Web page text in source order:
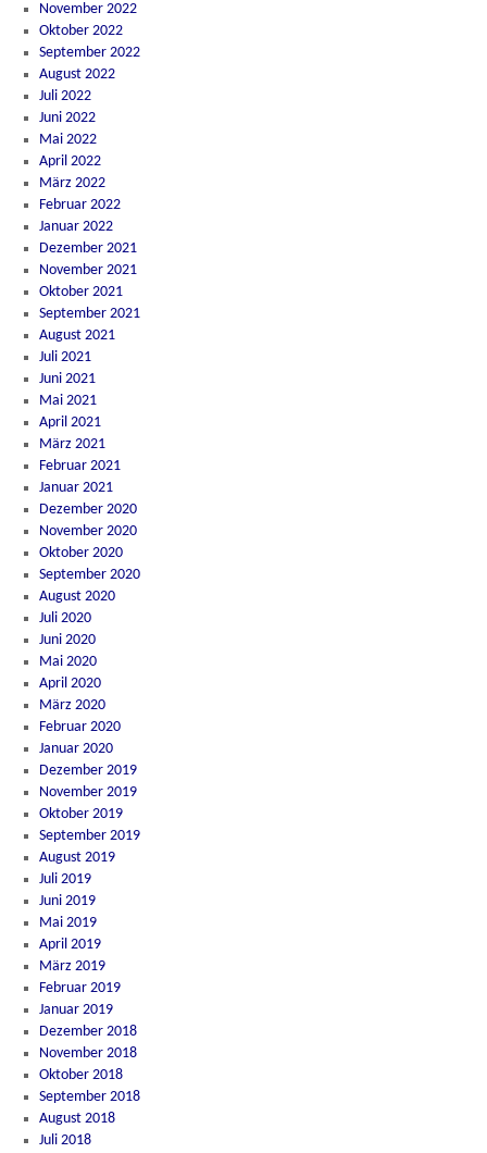
November 2022
Oktober 2022
September 2022
August 2022
Juli 2022
Juni 2022
Mai 2022
April 2022
März 2022
Februar 2022
Januar 2022
Dezember 2021
November 2021
Oktober 2021
September 2021
August 2021
Juli 2021
Juni 2021
Mai 2021
April 2021
März 2021
Februar 2021
Januar 2021
Dezember 2020
November 2020
Oktober 2020
September 2020
August 2020
Juli 2020
Juni 2020
Mai 2020
April 2020
März 2020
Februar 2020
Januar 2020
Dezember 2019
November 2019
Oktober 2019
September 2019
August 2019
Juli 2019
Juni 2019
Mai 2019
April 2019
März 2019
Februar 2019
Januar 2019
Dezember 2018
November 2018
Oktober 2018
September 2018
August 2018
Juli 2018